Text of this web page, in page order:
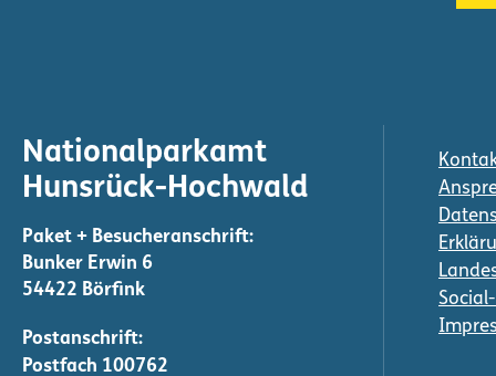
Nationalparkamt
Hunsrück-Hochwald
Bunker Erwin 6
54422 Börfink